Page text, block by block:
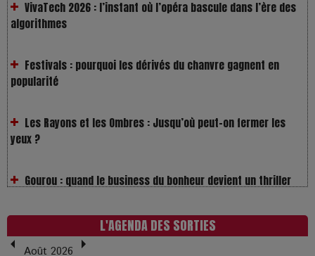
L’Affaire Bojarski : entre faux billets et vraie tragédie
L'AGENDA DES SORTIES
Août 2026